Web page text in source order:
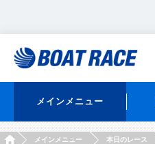
メインメニュー
HOMEメインメニュー 本日のレース